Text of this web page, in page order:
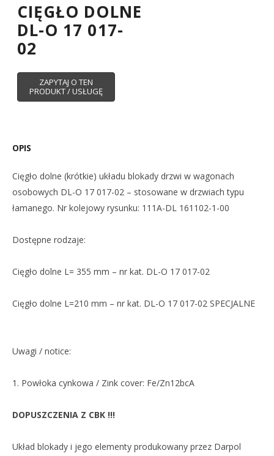
CIĘGŁO DOLNE
DL-O 17 017-
02
OPIS
Cięgło dolne (krótkie) układu blokady drzwi w wagonach
osobowych DL-O 17 017-02 – stosowane w drzwiach typu
łamanego. Nr kolejowy rysunku: 111A-DL 161102-1-00
Dostępne rodzaje:
Cięgło dolne L= 355 mm – nr kat. DL-O 17 017-02
Cięgło dolne L=210 mm – nr kat. DL-O 17 017-02 SPECJALNE
Uwagi / notice:
1. Powłoka cynkowa / Zink cover: Fe/Zn12bcA
DOPUSZCZENIA Z CBK !!!
Układ blokady i jego elementy produkowany przez Darpol